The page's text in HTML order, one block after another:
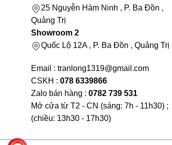
25 Nguyễn Hàm Ninh , P. Ba Đồn ,
Quảng Trị
Showroom 2
Quốc Lộ 12A , P. Ba Đồn , Quảng Trị
Email : tranlong1319@gmail.com
CSKH : 078 6339866
Zalo bán hàng : 0782 739 531
Mở cửa từ T2 - CN (sáng: 7h - 11h30) ;
(chiều: 13h30 - 17h30)